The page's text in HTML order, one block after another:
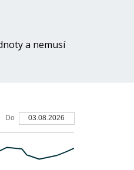
a nemusí
Do 03.08.2026